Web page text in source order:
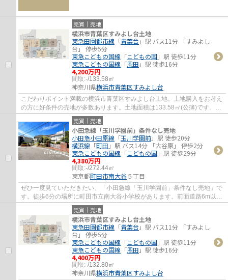
売買｜売地
横浜市青葉区すみよし台土地
東急田園都市線 「青葉台 」駅 バス11分 「すみよし
台」 停歩5分
東急こどもの国線 「こどもの国」駅 徒歩11分
東急こどもの国線 「恩田 」駅 徒歩16分
4,200万円
間取:-/133.58㎡
神奈川県横浜市青葉区すみよし台
こだわりポイント満載の横浜市青葉区すみよし台土地。土地購入をお考え
の方に好条件の売地が多数あります。土地面積は133.58㎡(公簿)です。横
浜市青葉区エリアの不動産探しから現地見...
売買｜売地
小田急線「玉川学園前」条件なし売地
小田急小田原線 「玉川学園前」駅 徒歩20分
横浜線 「町田 」駅 バス14分 「大谷原」 停歩2分
東急こどもの国線 「こどもの国」駅 徒歩29分
4,380万円
間取:-/272.44㎡
東京都町田市南大谷５丁目
ぜひ一度見ていただきたい、「小田急線「玉川学園前」条件なし売地」で
す。徒歩6分の場所に町田市立南大谷小学校があります。前面道路6m以上
は確保しているので車の出し入れもラクラク...
売買｜売地
横浜市青葉区すみよし台土地
東急田園都市線 「青葉台 」駅 バス11分 「すみよし
台」 停歩5分
東急こどもの国線 「こどもの国」駅 徒歩11分
東急こどもの国線 「恩田 」駅 徒歩16分
4,400万円
間取:-/132.80㎡
神奈川県横浜市青葉区すみよし台